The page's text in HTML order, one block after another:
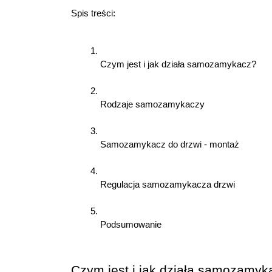
Spis treści:
Czym jest i jak działa samozamykacz?
Rodzaje samozamykaczy
Samozamykacz do drzwi - montaż
Regulacja samozamykacza drzwi
Podsumowanie